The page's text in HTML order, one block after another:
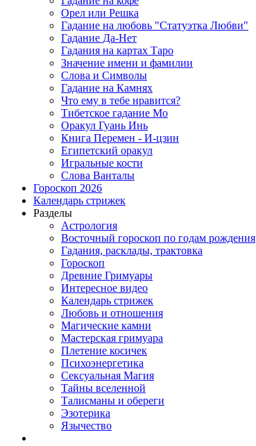
Орел или Решка
Гадание на любовь "Статуэтка Любви"
Гадание Да-Нет
Гадания на картах Таро
Значение имени и фамилии
Слова и Символы
Гадание на Камнях
Что ему в тебе нравится?
Тибетское гадание Мо
Оракул Гуань Инь
Книга Перемен - И-цзин
Египетский оракул
Игральные кости
Слова Ванталы
Гороскоп 2026
Календарь стрижек
Разделы
Астрология
Восточный гороскоп по годам рождения
Гадания, расклады, трактовка
Гороскоп
Древние Гримуары
Интересное видео
Календарь стрижек
Любовь и отношения
Магические камни
Мастерская гримуара
Плетение косичек
Психоэнергетика
Сексуальная Магия
Тайны вселенной
Талисманы и обереги
Эзотерика
Язычество